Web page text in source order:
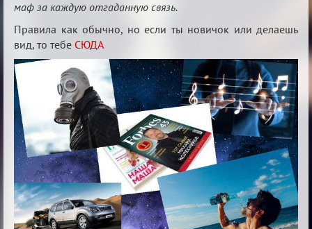
маф за каждую отгаданную связь.
Правила как обычно, но если ты новичок или делаешь
вид, то тебе СЮДА